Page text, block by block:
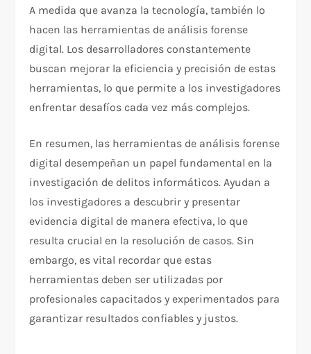
A medida que avanza la tecnología, también lo
hacen las herramientas de análisis forense
digital. Los desarrolladores constantemente
buscan mejorar la eficiencia y precisión de estas
herramientas, lo que permite a los investigadores
enfrentar desafíos cada vez más complejos.
En resumen, las herramientas de análisis forense
digital desempeñan un papel fundamental en la
investigación de delitos informáticos. Ayudan a
los investigadores a descubrir y presentar
evidencia digital de manera efectiva, lo que
resulta crucial en la resolución de casos. Sin
embargo, es vital recordar que estas
herramientas deben ser utilizadas por
profesionales capacitados y experimentados para
garantizar resultados confiables y justos.